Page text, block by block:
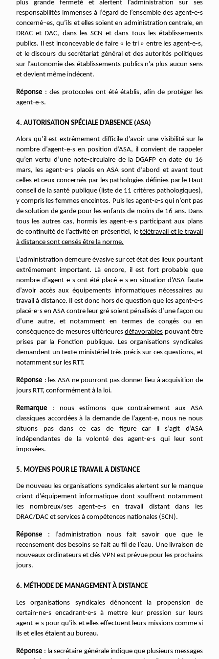
plus grande fermeté et alertent l’administration sur ses
responsabilités immenses à l’égard de l’ensemble des agent-e-s
concerné–es, qu’ils et elles soient en administration centrale, en
DRAC et DAC, dans les SCN et dans tous les établissements
publics. Il est inconcevable de faire « le tri » entre les agent-e-s,
et le discours du secrétariat général et des autorités politiques
sur l’autonomie des établissements publics n’a plus aucun sens
et devient même indécent.
Réponse : des protocoles ont été établis, afin de protéger les
agent-e-s.
4. AUTORISATION SPÉCIALE D’ABSENCE (ASA)
Alors qu’il est extrêmement difficile d’avoir une visibilité sur le
nombre d’agent-e-s en position d’ASA, il convient de rappeler
qu’en vertu d’une note-circulaire de la DGAFP en date du 16
mars, les agent-e-s placés en ASA sont d’abord et avant tout
celles et ceux concernés par les pathologies définies par le Haut
conseil de la santé publique (liste de 11 critères pathologiques),
y compris les femmes enceintes. Puis les agent-e-s qui n’ont pas
de solution de garde pour les enfants de moins de 16 ans. Dans
tous les autres cas, hormis les agent-e-s participant aux plans
de continuité de l’activité en présentiel, letélétravail et le travail
à distance sont censés être la norme.
L’administration demeure évasive sur cet état des lieux pourtant
extrêmement important. Là encore, il est fort probable que
nombre d’agent-e-s ont été placé-e-s en situation d’ASA faute
d’avoir accès aux équipements informatiques nécessaires au
travail à distance. Il est donc hors de question que les agent-e-s
placé-e-s en ASA contre leur gré soient pénalisés d’une façon ou
d’une autre, et notamment en termes de congés ou en
conséquence de mesures ultérieuresdéfavorables pouvant être
prises par la Fonction publique. Les organisations syndicales
demandent un texte ministériel très précis sur ces questions, et
notamment sur les RTT.
Réponse : les ASA ne pourront pas donner lieu à acquisition de
jours RTT, conformément à la loi.
Remarque : nous estimons que contrairement aux ASA
classiques accordées à la demande de l’agent-e, nous ne nous
situons pas dans ce cas de figure car il s’agit d’ASA
indépendantes de la volonté des agent-e-s qui leur sont
imposées.
5. MOYENS POUR LE TRAVAILÀ DISTANCE
De nouveau les organisations syndicales alertent sur le manque
criant d’équipement informatique dont souffrent notamment
les nombreux/ses agent-e-s en travail distant dans les
DRAC/DAC et services à compétences nationales (SCN).
Réponse : l’administration nous fait savoir que que le
recensement des besoins se fait au fil de l’eau. Une livraison de
nouveaux ordinateurs et clés VPN est prévue pour les prochains
jours.
6. MÉTHODE DE MANAGEMENT À DISTANCE
Les organisations syndicales dénoncent la propension de
certain-ne-s encadrant-e-s à mettre leur pression sur leurs
agent-e-s pour qu’ils et elles effectuent leurs missions comme si
ils et elles étaient au bureau.
Réponse : la secrétaire générale indique que plusieurs messages